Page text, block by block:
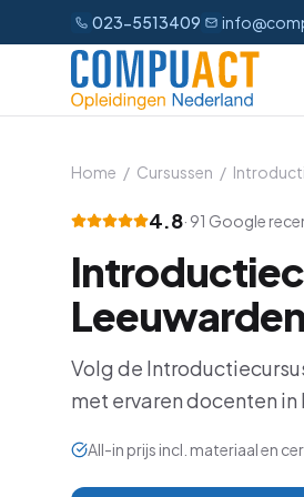
023-5513409
Home / Cursussen /
4.8· 91 Google
Leeuwarden
Volg de
met ervaren docenten
All-in prijs incl. materiaal en